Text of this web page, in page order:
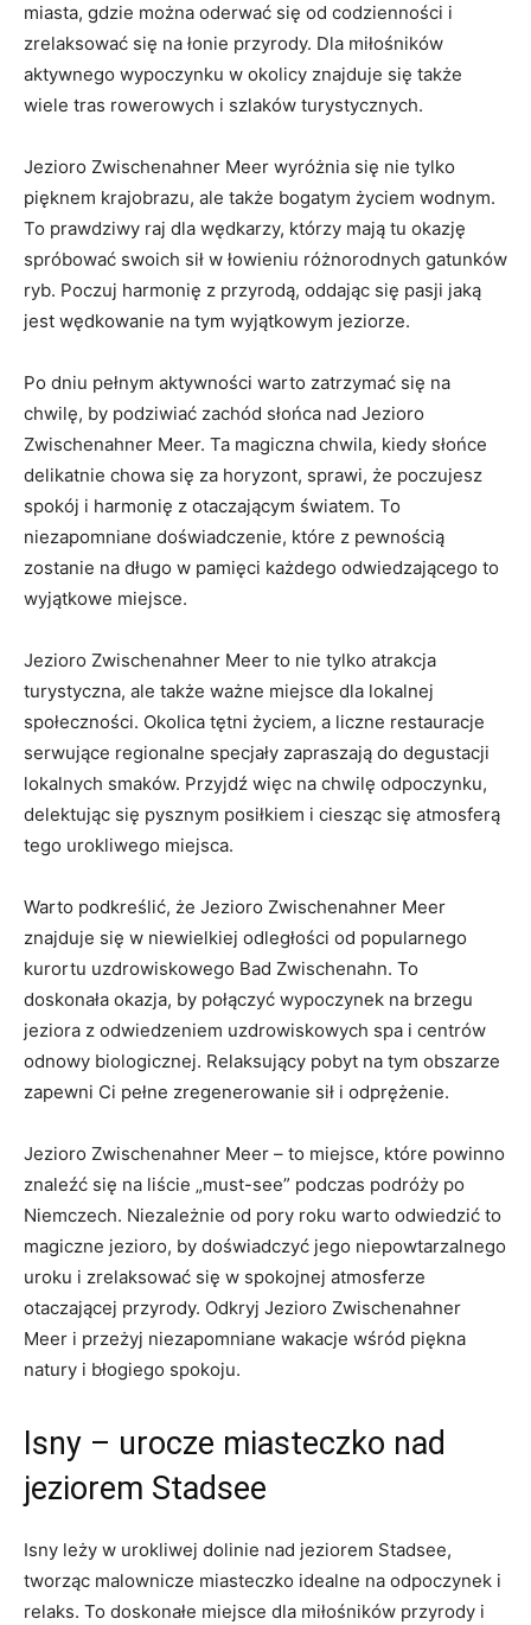
miasta, gdzie można oderwać się od codzienności i
zrelaksować się na łonie przyrody. Dla miłośników
aktywnego wypoczynku w ⁣okolicy znajduje się także
wiele tras rowerowych i szlaków turystycznych.
Jezioro Zwischenahner‍ Meer wyróżnia się nie tylko
pięknem krajobrazu, ale także bogatym życiem wodnym.
To prawdziwy raj dla wędkarzy, którzy mają tu okazję
spróbować swoich sił w łowieniu różnorodnych gatunków⁢
ryb. Poczuj harmonię z przyrodą, oddając się pasji jaką
jest wędkowanie na tym wyjątkowym jeziorze.
Po dniu pełnym aktywności warto zatrzymać się na
chwilę, ​by podziwiać zachód słońca nad Jezioro
Zwischenahner Meer. Ta magiczna chwila, kiedy słońce
delikatnie chowa się za horyzont, sprawi, że poczujesz
⁤spokój i harmonię z otaczającym światem. To​
niezapomniane doświadczenie, które z pewnością
zostanie ⁢na długo w pamięci każdego odwiedzającego to
wyjątkowe miejsce.
Jezioro Zwischenahner Meer to nie tylko atrakcja ​
turystyczna, ale także ‍ważne miejsce dla lokalnej​
społeczności. Okolica tętni życiem, a liczne restauracje
serwujące ​regionalne specjały zapraszają do degustacji
lokalnych smaków. Przyjdź więc na chwilę odpoczynku,
delektując się pysznym posiłkiem i ciesząc się atmosferą⁢
tego urokliwego miejsca.
Warto podkreślić, że Jezioro Zwischenahner Meer
znajduje się w niewielkiej odległości od popularnego
kurortu uzdrowiskowego Bad Zwischenahn.⁣ To
doskonała okazja, by połączyć wypoczynek na brzegu
jeziora‍ z odwiedzeniem uzdrowiskowych spa i centrów‍
odnowy biologicznej. Relaksujący ⁢pobyt na tym obszarze
zapewni Ci pełne zregenerowanie sił i odprężenie.
Jezioro Zwischenahner Meer –​ to miejsce, które powinno
znaleźć ⁢się na liście „must-see” podczas⁣ podróży‌ po
Niemczech. Niezależnie od pory roku warto odwiedzić to
magiczne ‌jezioro, by doświadczyć jego niepowtarzalnego
uroku i zrelaksować się w spokojnej atmosferze
otaczającej przyrody. Odkryj Jezioro Zwischenahner
Meer i ​przeżyj niezapomniane wakacje wśród piękna
natury ‌i błogiego spokoju.
Isny – urocze miasteczko nad
jeziorem Stadsee
Isny leży w urokliwej dolinie nad jeziorem Stadsee,
tworząc⁣ malownicze miasteczko idealne na odpoczynek i
relaks. To doskonałe miejsce dla miłośników przyrody i